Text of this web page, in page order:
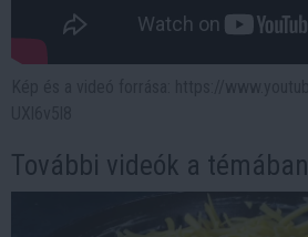
További videók a témában